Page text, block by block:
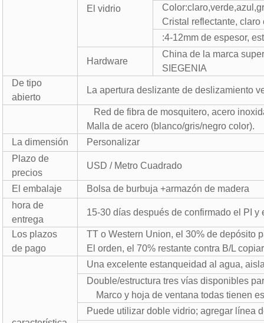
El vidrio
Cristal reflectante, claro
:4-12mm de espesor,
Hardware
China de la marca
SIEGENIA
De tipo
abierto
La apertura deslizante de deslizamiento
Red de fibra de mosquitero, acero
Malla de acero (blanco/gris/negro color).
La dimensión
Personalizar
Plazo de
precios
USD / Metro Cuadrado
El embalaje
Bolsa de burbuja +armazón de madera
hora de
entrega
15-30 días después de confirmado el PI y
Los plazos
de pago
TT o Western Union, el 30% de depósito
El orden, el 70% restante contra B/L copiar
Una excelente estanqueidad al agua,
Double/estructura tres vías disponibles
Marco y hoja de ventana todas tienen
Puede utilizar doble vidrio; agregar línea